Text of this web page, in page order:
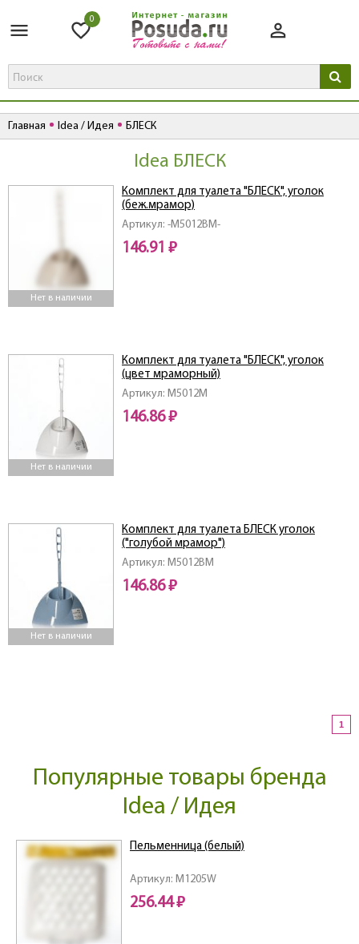
0
Главная Idea / Идея БЛЕСК
Idea БЛЕСК
Нет в наличии
Артикул: -M5012BM-
Комплект для туалета "БЛЕСК", уголок
(беж.мрамор)
146.91 ₽
Нет в наличии
Артикул: M5012M
Комплект для туалета "БЛЕСК", уголок
(цвет мраморный)
146.86 ₽
Нет в наличии
Артикул: M5012BM
Комплект для туалета БЛЕСК уголок
("голубой мрамор")
146.86 ₽
1
Популярные товары бренда
Idea / Идея
Артикул: M1205W
Пельменница (белый)
256.44 ₽